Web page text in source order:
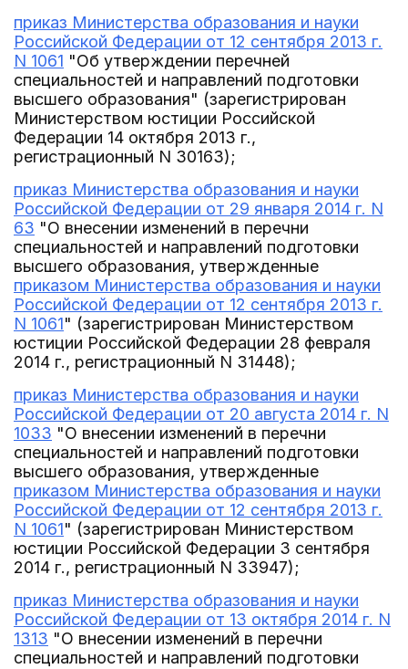
приказ Министерства образования и науки
Российской Федерации от 12 сентября 2013 г.
N 1061 "Об утверждении перечней
специальностей и направлений подготовки
высшего образования" (зарегистрирован
Министерством юстиции Российской
Федерации 14 октября 2013 г.,
регистрационный N 30163);
приказ Министерства образования и науки
Российской Федерации от 29 января 2014 г. N
63 "О внесении изменений в перечни
специальностей и направлений подготовки
высшего образования, утвержденные
приказом Министерства образования и науки
Российской Федерации от 12 сентября 2013 г.
N 1061" (зарегистрирован Министерством
юстиции Российской Федерации 28 февраля
2014 г., регистрационный N 31448);
приказ Министерства образования и науки
Российской Федерации от 20 августа 2014 г. N
1033 "О внесении изменений в перечни
специальностей и направлений подготовки
высшего образования, утвержденные
приказом Министерства образования и науки
Российской Федерации от 12 сентября 2013 г.
N 1061" (зарегистрирован Министерством
юстиции Российской Федерации 3 сентября
2014 г., регистрационный N 33947);
приказ Министерства образования и науки
Российской Федерации от 13 октября 2014 г. N
1313 "О внесении изменений в перечни
специальностей и направлений подготовки